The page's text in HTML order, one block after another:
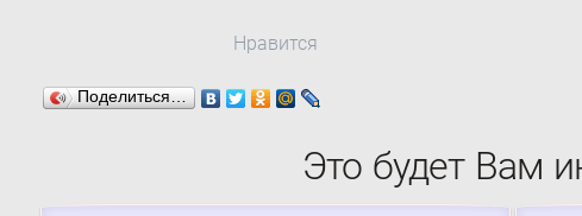
Нравится
Поделиться…
Это будет Вам